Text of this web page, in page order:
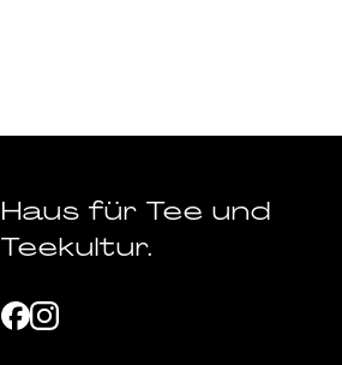
Haus für Tee und
Teekultur.